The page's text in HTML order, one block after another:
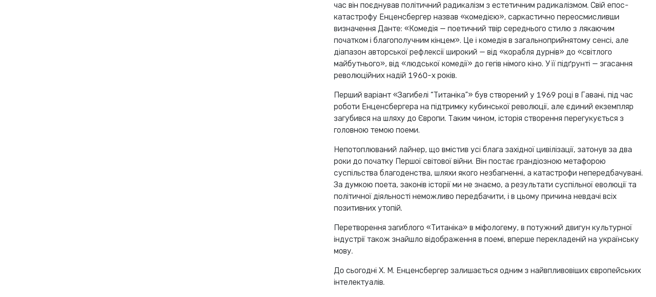
час він поєднував політичний радикалізм з естетичним радикалізмом. Свій епос-
катастрофу Енценсбергер назвав «комедією», саркастично переосмисливши
визначення Данте: «Комедія — поетичний твір середнього стилю з лякаючим
початком і благополучним кінцем». Це і комедія в загальноприйнятому сенсі, але
діапазон авторської рефлексії широкий — від «корабля дурнів» до «світлого
майбутнього», від «людської комедії» до гегів німого кіно. У її підґрунті — згасання
революційних надій 1960-х років.
Перший варіант «Загибелі “Титаніка”» був створений у 1969 році в Гавані, під час
роботи Енценсбергера на підтримку кубинської революції, але єдиний екземпляр
загубився на шляху до Європи. Таким чином, історія створення перегукується з
головною темою поеми.
Непотоплюваний лайнер, що вмістив усі блага західної цивілізації, затонув за два
роки до початку Першої світової війни. Він постає грандіозною метафорою
суспільства благоденства, шляхи якого незбагненні, а катастрофи непередбачувані.
За думкою поета, законів історії ми не знаємо, а результати суспільної еволюції та
політичної діяльності неможливо передбачити, і в цьому причина невдачі всіх
позитивних утопій.
Перетворення загиблого «Титаніка» в міфологему, в потужний двигун культурної
індустрії також знайшло відображення в поемі, вперше перекладеній на українську
мову.
До сьогодні Х. М. Енценсбергер залишається одним з найвпливовіших європейських
інтелектуалів.